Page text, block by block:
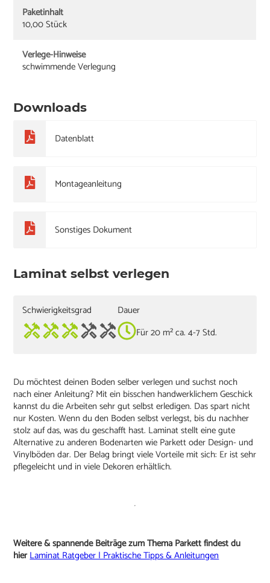
Paketinhalt
10,00 Stück
Verlege-Hinweise
schwimmende Verlegung
Downloads
Datenblatt
Montageanleitung
Sonstiges Dokument
Laminat selbst verlegen
Schwierigkeitsgrad
Dauer
Für 20 m² ca. 4-7 Std.
Du möchtest deinen Boden selber verlegen und suchst noch
nach einer Anleitung? Mit ein bisschen handwerklichem Geschick
kannst du die Arbeiten sehr gut selbst erledigen. Das spart nicht
nur Kosten. Wenn du den Boden selbst verlegst, bis du nachher
stolz auf das, was du geschafft hast. Laminat stellt eine gute
Alternative zu anderen Bodenarten wie Parkett oder Design- und
Vinylböden dar. Der Belag bringt viele Vorteile mit sich: Er ist sehr
pflegeleicht und in viele Dekoren erhältlich.
Weitere & spannende Beiträge zum Thema Parkett findest du
hierLaminat Ratgeber | Praktische Tipps & Anleitungen